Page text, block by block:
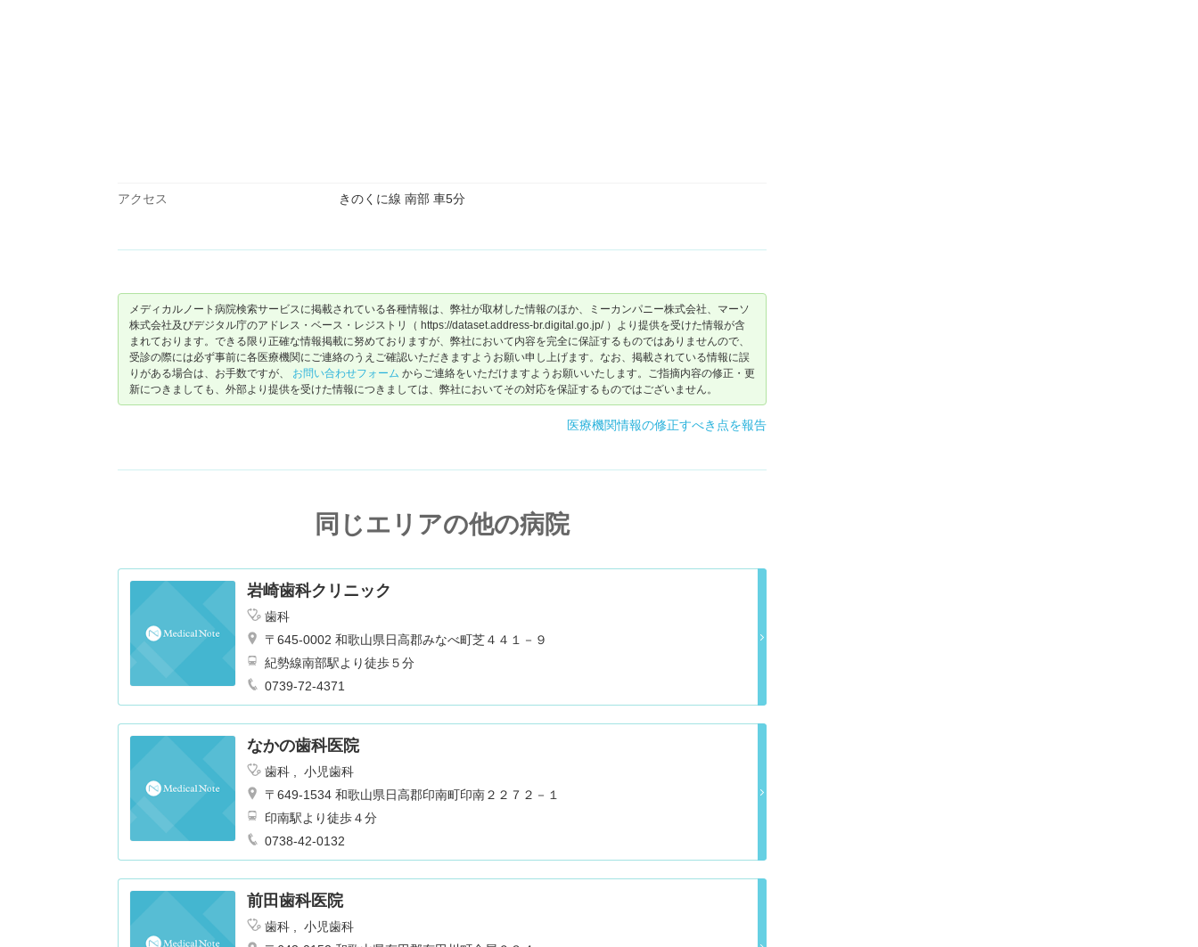
アクセス きのくに線 南部 車5分
メディカルノート病院検索サービスに掲載されている各種情報は、弊社が取材した情報のほか、ミーカンパニー株式会社、マーソ
株式会社及びデジタル庁のアドレス・ベース・レジストリ（ https://dataset.address-br.digital.go.jp/ ）より提供を受けた情報が含
まれております。できる限り正確な情報掲載に努めておりますが、弊社において内容を完全に保証するものではありませんので、
受診の際には必ず事前に各医療機関にご連絡のうえご確認いただきますようお願い申し上げます。なお、掲載されている情報に誤
りがある場合は、お手数ですが、 お問い合わせフォーム からご連絡をいただけますようお願いいたします。ご指摘内容の修正・更
新につきましても、外部より提供を受けた情報につきましては、弊社においてその対応を保証するものではございません。
医療機関情報の修正すべき点を報告
同じエリアの他の病院
岩崎歯科クリニック
歯科
〒645-0002 和歌山県日高郡みなべ町芝４４１－９
紀勢線南部駅より徒歩５分
0739-72-4371
なかの歯科医院
歯科
小児歯科
〒649-1534 和歌山県日高郡印南町印南２２７２－１
印南駅より徒歩４分
0738-42-0132
前田歯科医院
歯科
小児歯科